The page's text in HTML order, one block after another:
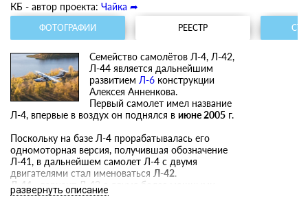
ЗАРЕГИСТРИРОВАТЬСЯ
КБ - автор проекта: Чайка ➦
ФОТОГРАФИИ РЕЕСТР
Семейство самолётов Л-4, Л-42,
Л-44 является дальнейшим
развитием Л-6 конструкции
Алексея Анненкова.
Первый самолет имел название
Л-4, впервые в воздух он поднялся в июне 2005 г.
Поскольку на базе Л-4 прорабатывалась его
одномоторная версия, получившая обозначение
Л-41, в дальнейшем самолет Л-4 с двумя
двигателями стал именоваться Л-42.
Л-44
- вариант Л-42 с двумя более мощными
двигателями Rotax 914UL (2х115 л.с.) и
развернуть описание